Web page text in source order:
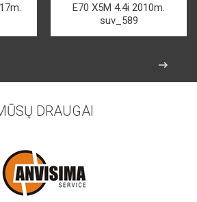
E70 X5M 4.4i 2010m.
suv_589
DRAUGAI